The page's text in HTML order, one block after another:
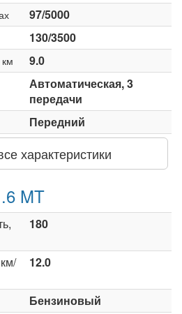
97/5000
130/3500
9.0
Автоматическая, 3
передачи
Передний
характеристики
MT
180
12.0
Бензиновый